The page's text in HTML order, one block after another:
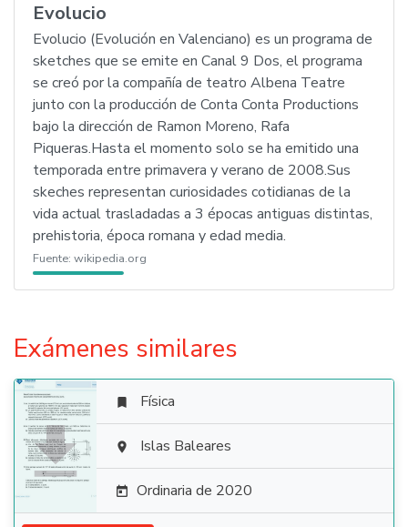
Evolucio
Evolucio (Evolución en Valenciano) es un programa de
sketches que se emite en Canal 9 Dos, el programa
se creó por la compañía de teatro Albena Teatre
junto con la producción de Conta Conta Productions
bajo la dirección de Ramon Moreno, Rafa
Piqueras.Hasta el momento solo se ha emitido una
temporada entre primavera y verano de 2008.Sus
skeches representan curiosidades cotidianas de la
vida actual trasladadas a 3 épocas antiguas distintas,
prehistoria, época romana y edad media.
Fuente: wikipedia.org
Exámenes similares

 Física
 Islas Baleares
 Ordinaria de 2020